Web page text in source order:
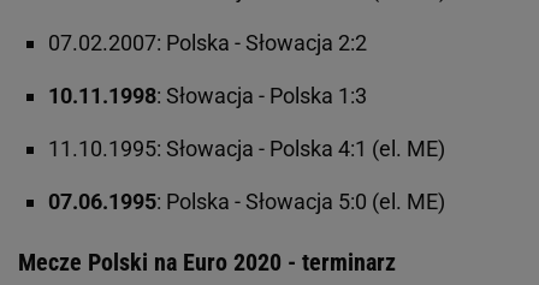
07.02.2007: Polska - Słowacja 2:2
10.11.1998: Słowacja - Polska 1:3
11.10.1995: Słowacja - Polska 4:1 (el. ME)
07.06.1995: Polska - Słowacja 5:0 (el. ME)
Mecze Polski na Euro 2020 - terminarz